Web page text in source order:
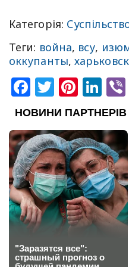
Категорія:
Теги: война, всу,
оккупанты,
Facebook
Twitter